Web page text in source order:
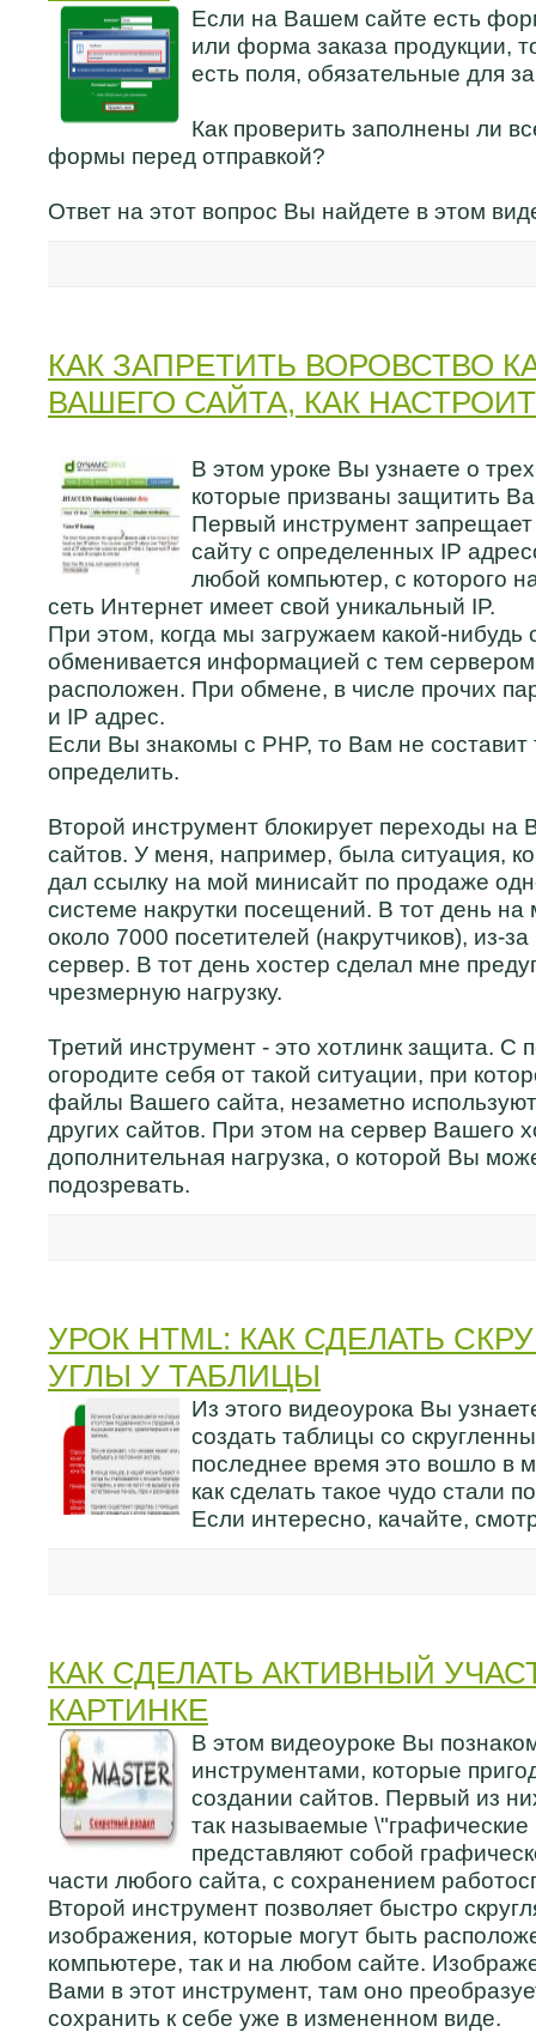
Если на Вашем сайте есть
или форма заказа продукции,
есть поля, обязательные для
Как проверить заполнены ли
формы перед отправкой?
Ответ на этот вопрос Вы найдете в этом
КАК ЗАПРЕТИТЬ ВОРОВСТВО
ВАШЕГО САЙТА, КАК
В этом уроке Вы узнаете о
которые призваны защитить
Первый инструмент
сайту с определенных IP
любой компьютер, с которого
сеть Интернет имеет свой уникальный IP.
При этом, когда мы загружаем какой-нибудь
обменивается информацией с тем сервером,
расположен. При обмене, в числе прочих
и IP адрес.
Если Вы знакомы с PHP, то Вам не составит
определить.
Второй инструмент блокирует переходы на
сайтов. У меня, например, была ситуация,
дал ссылку на мой минисайт по продаже
системе накрутки посещений. В тот день
около 7000 посетителей (накрутчиков), из-
сервер. В тот день хостер сделал мне
чрезмерную нагрузку.
Третий инструмент - это хотлинк защита.
огородите себя от такой ситуации, при
файлы Вашего сайта, незаметно
других сайтов. При этом на сервер Вашего
дополнительная нагрузка, о которой Вы
подозревать.
УРОК HTML: КАК СДЕЛАТЬ
УГЛЫ У ТАБЛИЦЫ
Из этого видеоурока Вы
создать таблицы со
последнее время это вошло в
как сделать такое чудо стали
Если интересно, качайте,
КАК СДЕЛАТЬ АКТИВНЫЙ
КАРТИНКЕ
В этом видеоуроке Вы
инструментами, которые
создании сайтов. Первый из
так называемые
представляют собой
части любого сайта, с сохранением
Второй инструмент позволяет быстро
изображения, которые могут быть
компьютере, так и на любом сайте.
Вами в этот инструмент, там оно
сохранить к себе уже в измененном виде.